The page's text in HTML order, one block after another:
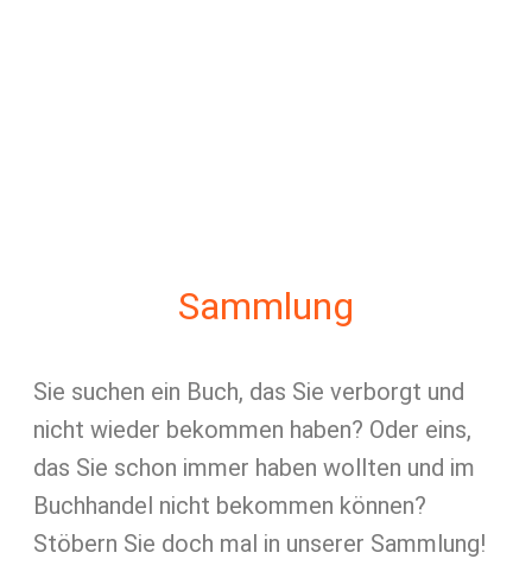
Sammlung
Sie suchen ein Buch, das Sie verborgt und
nicht wieder bekommen haben? Oder eins,
das Sie schon immer haben wollten und im
Buchhandel nicht bekommen können?
Stöbern Sie doch mal in unserer Sammlung!